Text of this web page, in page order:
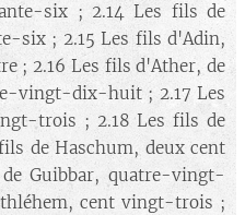
six ; 2.14 Les fils de
six ; 2.15 Les fils d'Adin,
; 2.16 Les fils d'Ather, de
vingt-dix-huit ; 2.17 Les
trois ; 2.18 Les fils de
de Haschum, deux cent
Guibbar, quatre-vingt-
cent vingt-trois ;